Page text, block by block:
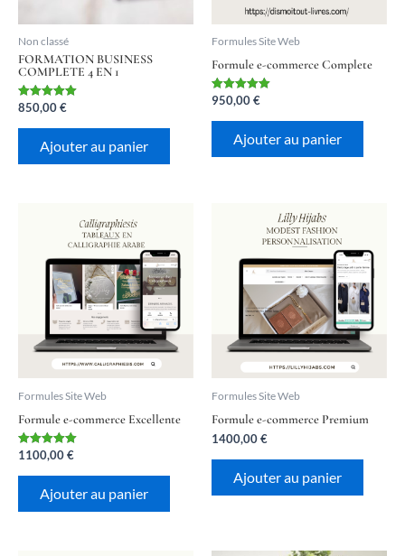
Non classé
FORMATION BUSINESS
COMPLETE 4 EN 1
Note
sur 5
850,00 €
Ajouter au panier
Formules Site Web
Formule e-commerce Complete
Note
sur 5
950,00 €
Ajouter au panier
Formules Site Web
Formule e-commerce Excellente
Note
sur 5
1100,00 €
Ajouter au panier
Formules Site Web
Formule e-commerce Premium
1400,00 €
Ajouter au panier